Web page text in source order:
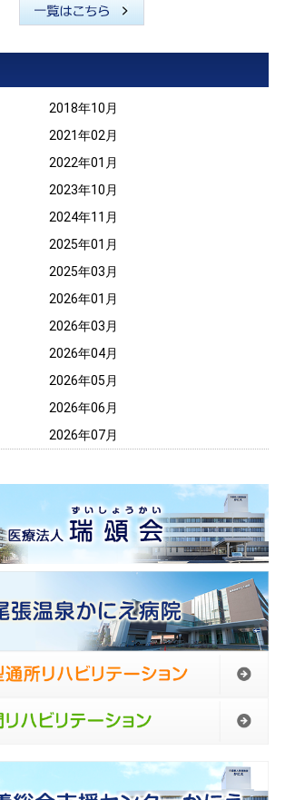
2018年10月
2021年02月
2022年01月
2023年10月
2024年11月
2025年01月
2025年03月
2026年01月
2026年03月
2026年04月
2026年05月
2026年06月
2026年07月